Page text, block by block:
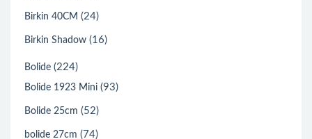
Birkin 40CM (24)
Birkin Shadow (16)
Bolide (224)
Bolide 1923 Mini (93)
Bolide 25cm (52)
bolide 27cm (74)